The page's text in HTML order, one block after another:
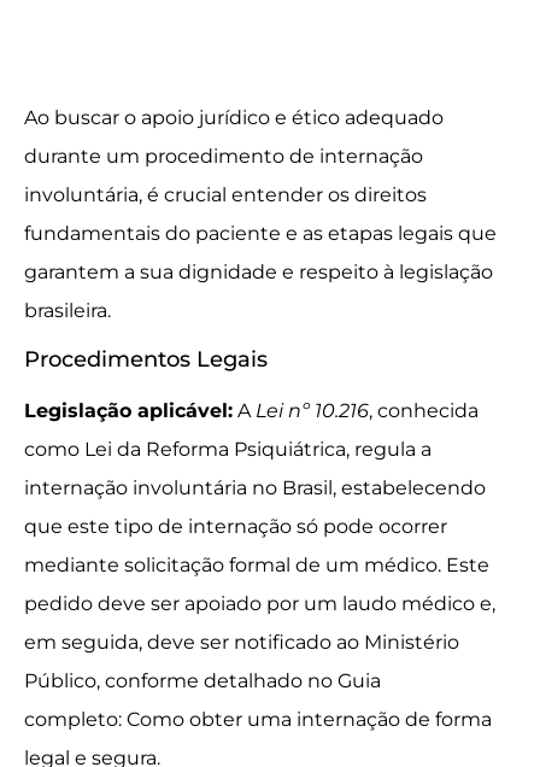
Ao buscar o apoio jurídico e ético adequado
durante um procedimento de internação
involuntária, é crucial entender os direitos
fundamentais do paciente e as etapas legais que
garantem a sua dignidade e respeito à legislação
brasileira.
Procedimentos Legais
Legislação aplicável: A Lei nº 10.216, conhecida
como Lei da Reforma Psiquiátrica, regula a
internação involuntária no Brasil, estabelecendo
que este tipo de internação só pode ocorrer
mediante solicitação formal de um médico. Este
pedido deve ser apoiado por um laudo médico e,
em seguida, deve ser notificado ao Ministério
Público, conforme detalhado no Guia
completo: Como obter uma internação de forma
legal e segura.